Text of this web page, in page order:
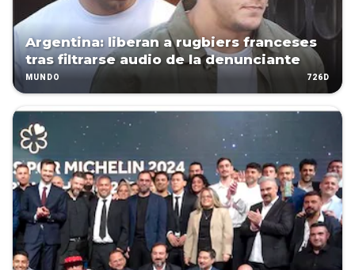
Argentina: liberan a rugbiers franceses
tras filtrarse audio de la denunciante
MUNDO 726D